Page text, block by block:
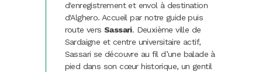
d'enregistrement et envol à destination
d'Alghero. Accueil par notre guide puis
route vers Sassari. Deuxième ville de
Sardaigne et centre universitaire actif,
Sassari se découvre au fil d’une balade à
pied dans son cœur historique, un gentil